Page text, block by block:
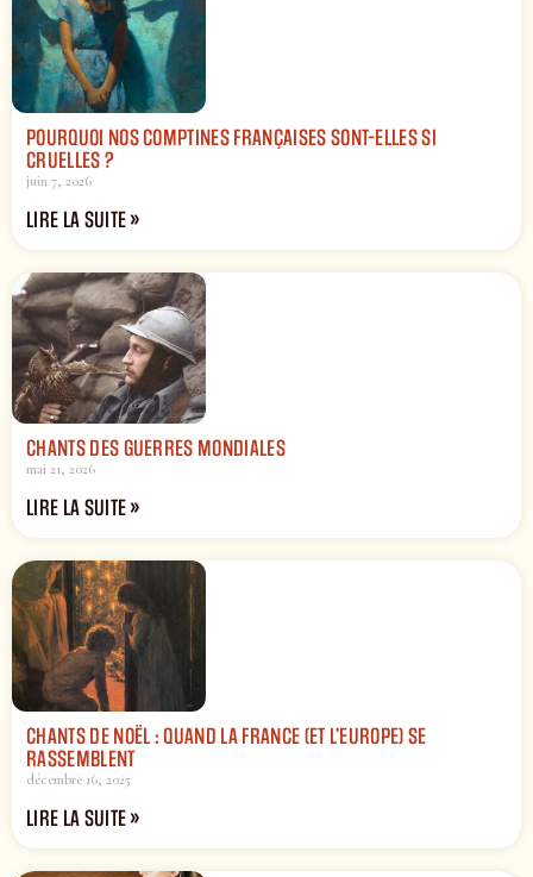
POURQUOI NOS COMPTINES FRANÇAISES SONT-ELLES SI
CRUELLES ?
juin 7, 2026
LIRE LA SUITE »
CHANTS DES GUERRES MONDIALES
mai 21, 2026
LIRE LA SUITE »
CHANTS DE NOËL : QUAND LA FRANCE (ET L’EUROPE) SE
RASSEMBLENT
décembre 16, 2025
LIRE LA SUITE »